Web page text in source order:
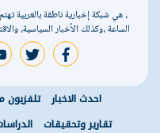
، هي شبكة إخبارية ناطقة بالعربية
الساعة ،وكذلك الأخبار السياسية،
facebook
احدث الاخبار تلفزيون
تقارير وتحقيقات